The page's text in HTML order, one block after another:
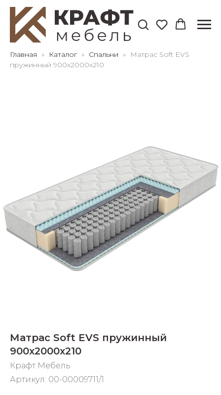
Главная Каталог Спальни
Матрас Soft EVS
пружинный 900х2000х210
Матрас Soft EVS пружинный
900х2000х210
Крафт Мебель
Артикул: 00-00009711/1
%
Добавляйте товары
в корзину
выбранный способом
Оставшиеся
списыватьсяс вашей карты